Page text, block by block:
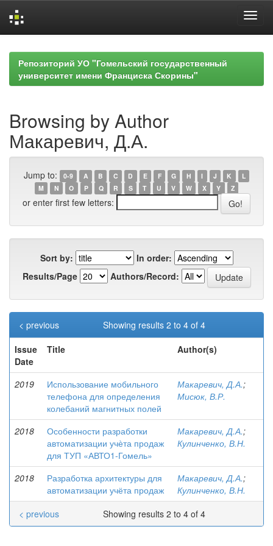
navigationРепозиторий УО "Гомельский государственный
университет имени Франциска Скорины"
Browsing by Author
Макаревич, Д.А.
Jump to: 0-9 A B C D E F G H I J K
L
M
N O P Q R S T U V W X Y Z
or enter first few letters:
Sort by:
In order:
Results/Page
Authors/Record:
Showing results 2 to 4 of 4
< previous
Issue
Date
Title Author(s)
2019
Использование мобильного
телефона для определения
колебаний магнитных полей
Макаревич, Д.А.;
Мисюк, В.Р.
2018
Особенности разработки
автоматизации учѐта продаж
для ТУП «АВТО1-Гомель»
Макаревич, Д.А.;
Кулинченко, В.Н.
2018
Разработка архитектуры для
автоматизации учёта продаж
Макаревич, Д.А.;
Кулинченко, В.Н.
Showing results 2 to 4 of 4
< previous